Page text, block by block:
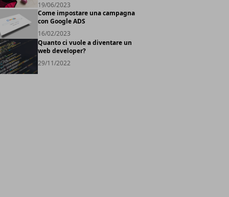
19/06/2023
Come impostare una campagna
con Google ADS
16/02/2023
Quanto ci vuole a diventare un
web developer?
29/11/2022